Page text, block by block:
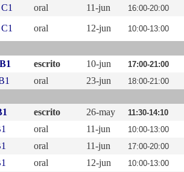
oral 11-jun 16:00-20:00
oral 12-jun 10:00-13:00
escrito 10-jun 17:00-21:00
oral 23-jun 18:00-21:00
escrito 26-may 11:30-14:10
oral 11-jun 10:00-13:00
oral 11-jun 17:00-20:00
oral 12-jun 10:00-13:00